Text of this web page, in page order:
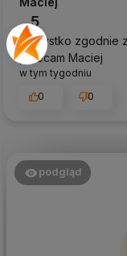
5
Wszystko zgodnie
polecam Maciej
w tym tygodniu
0
0
podgląd